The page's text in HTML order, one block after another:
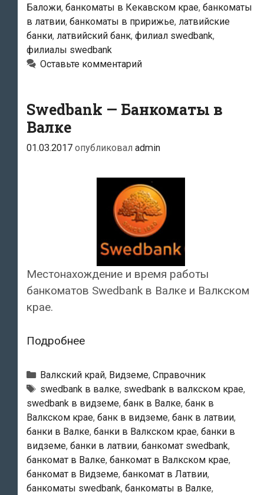
Баложи, банкоматы в Кекавском крае, банкоматы
в латвии, банкоматы в пририжье, латвийские
банки, латвийский банк, филиал swedbank,
филиалы swedbank
Оставьте комментарий
Swedbank — Банкоматы в
Валке
01.03.2017 опубликовал admin
Местонахождение и время работы
банкоматов Swedbank в Валке и Валкском
крае.
ПодробнееSwedbank
Банкоматы
в
Валке
Рубрики
Валкский край, Видземе, Справочник
Тэги
swedbank в валке, swedbank в валкском крае,
swedbank в видземе, банк в Валке, банк в
Валкском крае, банк в видземе, банк в латвии,
банки в Валке, банки в Валкском крае, банки в
видземе, банки в латвии, банкомат swedbank,
банкомат в Валке, банкомат в Валкском крае,
банкомат в Видземе, банкомат в Латвии,
банкоматы swedbank, банкоматы в Валке,